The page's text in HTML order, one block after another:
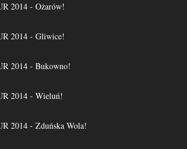
2014 - Ożarów!
2014 - Gliwice!
2014 - Bukowno!
2014 - Wieluń!
2014 - Zduńska Wola!